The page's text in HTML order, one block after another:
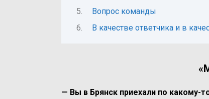
Вопрос команды
В качестве ответчика и в
— Вы в Брянск приехали по какому-